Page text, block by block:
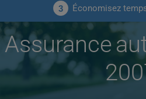
3 Économisez
Assurance